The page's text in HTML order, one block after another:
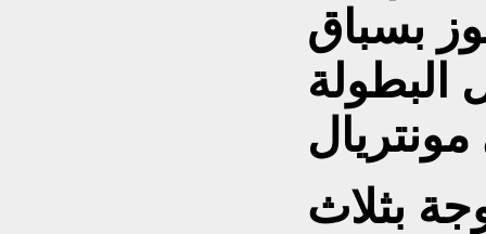
بسباق
البطولة
بثلاث